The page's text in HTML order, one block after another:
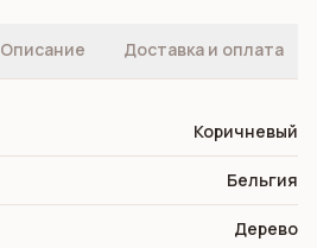
Описание Доставка и оплата
Коричневый
Бельгия
Дерево